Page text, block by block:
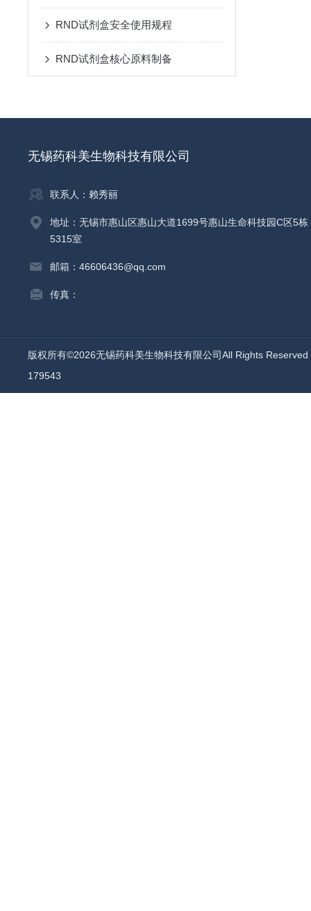
RND试剂盒安全使用规程
RND试剂盒核心原料制备
无锡药科美生物科技有限公司
联系人：赖秀丽
地址：无锡市惠山区惠山大道1699号惠山生命科技园C区5栋
5315室
邮箱：46606436@qq.com
传真：
版权所有©2026无锡药科美生物科技有限公司All Rights
179543